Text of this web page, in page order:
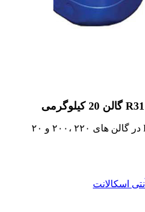
آنتی اسکالانت روبیکن مدل R31 در گالن های ۲۲۰ ،‌۲۰۰ و ۲۰
آنتی اسکالانت